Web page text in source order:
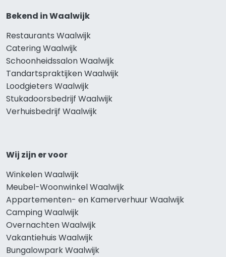
Bekend in Waalwijk
Restaurants Waalwijk
Catering Waalwijk
Schoonheidssalon Waalwijk
Tandartspraktijken Waalwijk
Loodgieters Waalwijk
Stukadoorsbedrijf Waalwijk
Verhuisbedrijf Waalwijk
Wij zijn er voor
Winkelen Waalwijk
Meubel-Woonwinkel Waalwijk
Appartementen- en Kamerverhuur Waalwijk
Camping Waalwijk
Overnachten Waalwijk
Vakantiehuis Waalwijk
Bungalowpark Waalwijk